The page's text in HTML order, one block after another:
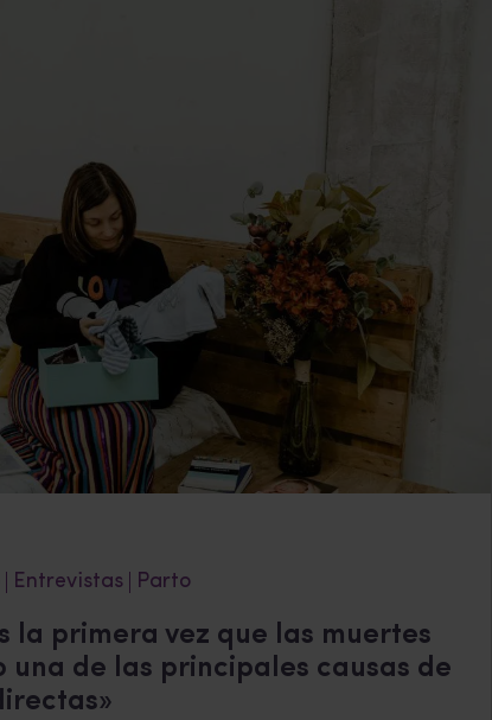
Entrevistas Parto
la primera vez que las muertes
una de las principales causas de